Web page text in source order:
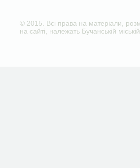
© 2015. Всі права на матеріали,
на сайті, належать Бучанській